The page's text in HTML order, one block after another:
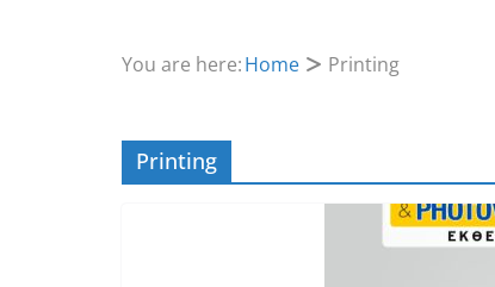
You are here:Home Printing
Printing